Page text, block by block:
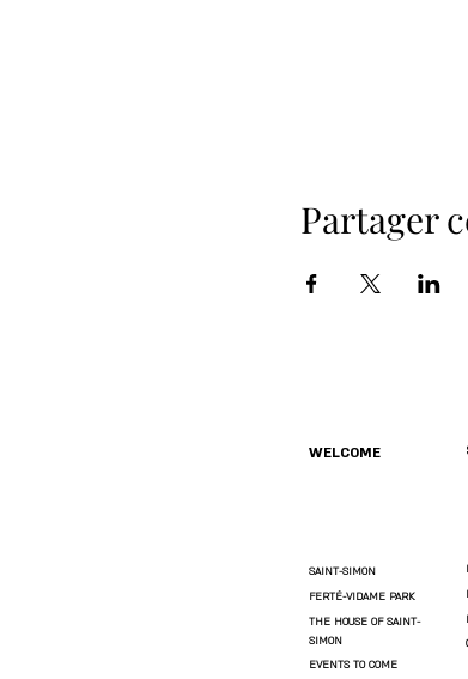
Partager
WELCOME
SAINT-SIMON
FERTÉ-VIDAME PARK
THE HOUSE OF SAINT-
SIMON
EVENTS TO COME